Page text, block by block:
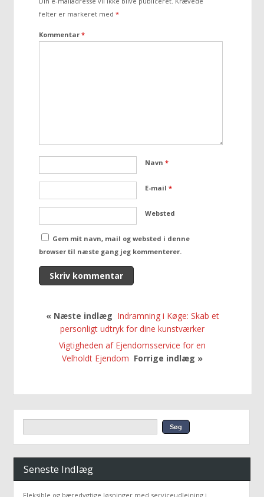
felter er markeret med *
Kommentar *
Navn *
E-mail *
Websted
Gem mit navn, mail og websted i denne
browser til næste gang jeg kommenterer.
« Næste indlæg Indramning i Køge: Skab et
personligt udtryk for dine kunstværker
Vigtigheden af Ejendomsservice for en
Velholdt Ejendom Forrige indlæg »
Seneste Indlæg
Fleksible og bæredygtige løsninger med serviceudlejning i